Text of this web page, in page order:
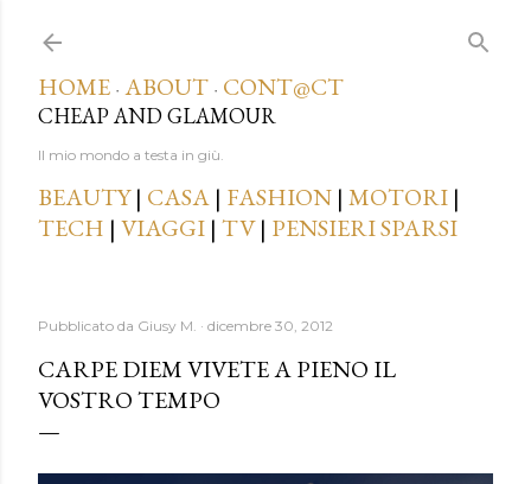
HOME · ABOUT · CONT@CT
CHEAP AND GLAMOUR
Il mio mondo a testa in giù.
BEAUTY| CASA | FASHION | MOTORI |
TECH | VIAGGI | TV| PENSIERI SPARSI
Pubblicato da Giusy M. dicembre 30, 2012
CARPE DIEM VIVETE A PIENO IL
VOSTRO TEMPO